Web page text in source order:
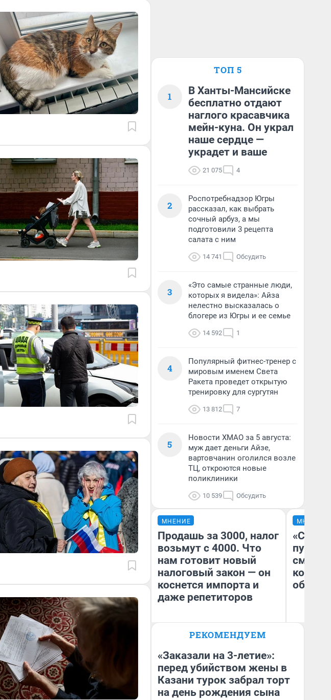
ТОП 5
1
В Ханты-Мансийске
бесплатно отдают
наглого красавчика
мейн-куна. Он украл
наше сердце —
украдет и ваше
21 075 4
2
Роспотребнадзор Югры
рассказал, как выбрать
сочный арбуз, а мы
подготовили 3 рецепта
салата с ним
14 741 Обсудить
3
«Это самые странные люди,
которых я видела»: Айза
нелестно высказалась о
блогере из Югры и ее семье
14 592 1
4
Популярный фитнес-тренер с
мировым именем Света
Ракета проведет открытую
тренировку для сургутян
13 812 7
5
Новости ХМАО за 5 августа:
муж дает деньги Айзе,
вартовчанин оголился возле
ТЦ, откроются новые
поликлиники
10 539 Обсудить
МНЕНИЕ
Продашь за 3000, налог
возьмут с 4000. Что
нам готовит новый
налоговый закон — он
коснется импорта и
даже репетиторов
Анастасия Завгородняя
МНЕНИЕ
РЕКОМЕНДУЕМ
«Заказали на 3-летие»:
перед убийством жены в
Казани турок забрал торт
на день рождения сына